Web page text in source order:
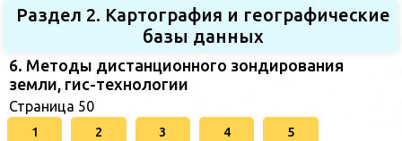
Раздел 2. Картография и географические
базы данных
6. Методы дистанционного зондирования
земли, гис-технологии
Страница 50
1 2 3 4 5